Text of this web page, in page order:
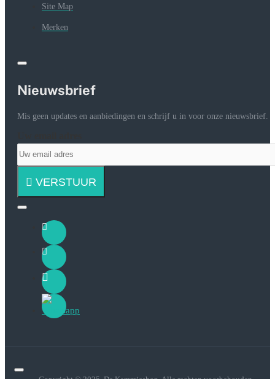
Site Map
Merken
Nieuwsbrief
Mis geen updates en aanbiedingen en schrijf u in voor onze nieuwsbrief.
VERSTUUR